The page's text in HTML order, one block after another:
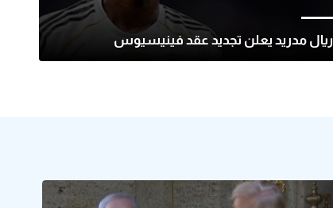
ريال مدريد يعلن تجديد عقد فينيسيوس